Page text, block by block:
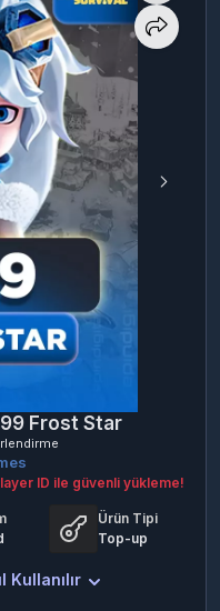
Frost Star
ID ile güvenli yükleme!
Ürün Tipi
Top-up
Kullanılır